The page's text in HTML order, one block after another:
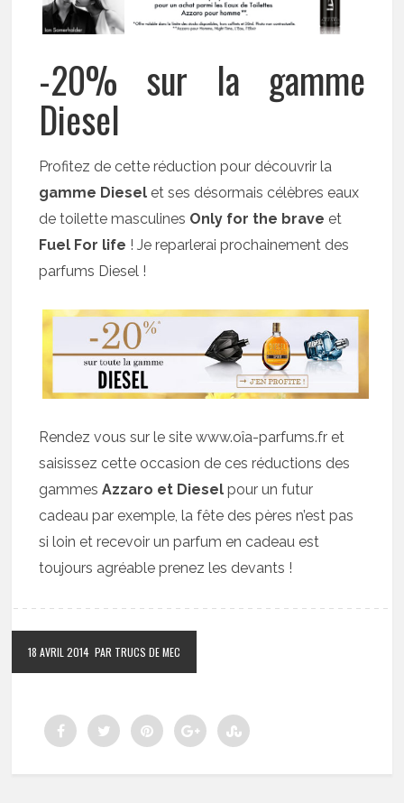
-20% sur la gamme
Diesel
Profitez de cette réduction pour découvrir la
gamme Diesel et ses désormais célèbres eaux
de toilette masculines Only for the brave et
Fuel For life ! Je reparlerai prochainement des
parfums Diesel !
Rendez vous sur le site www.oîa-parfums.fr et
saisissez cette occasion de ces réductions des
gammesAzzaro et Diesel pour un futur
cadeau par exemple, la fête des pères n’est pas
si loin et recevoir un parfum en cadeau est
toujours agréable prenez les devants !
18 AVRIL 2014 PAR TRUCS DE MEC